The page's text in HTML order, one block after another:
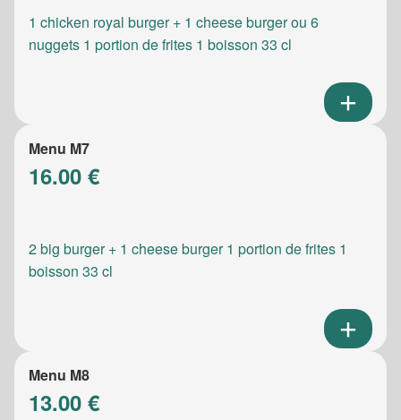
1 chicken royal burger + 1 cheese burger ou 6
nuggets 1 portion de frites 1 boisson 33 cl
Menu M7
16.00 €
2 big burger + 1 cheese burger 1 portion de frites 1
boisson 33 cl
Menu M8
13.00 €